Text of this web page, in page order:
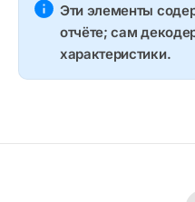
Эти элементы
отчёте; сам
характеристики.